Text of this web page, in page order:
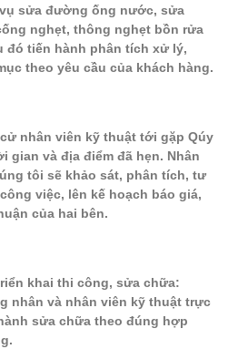
sửa đường ống nước, sửa
nghẹt, thông nghẹt bồn rửa
đó tiến hành phân tích xử lý,
theo yêu cầu của khách hàng.
nhân viên kỹ thuật tới gặp Qúy
gian và địa điểm đã hẹn. Nhân
tôi sẽ khảo sát, phân tích, tư
việc, lên kế hoạch báo giá,
của hai bên.
khai thi công, sửa chữa:
nhân và nhân viên kỹ thuật trực
sửa chữa theo đúng hợp